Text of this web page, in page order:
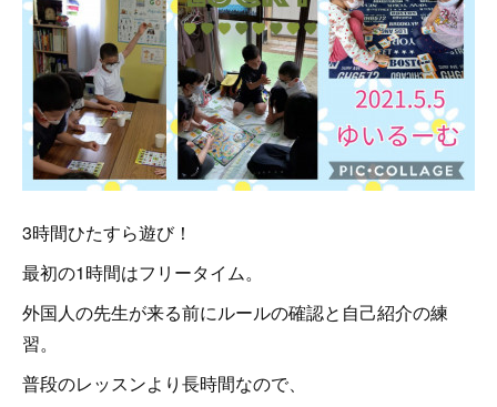
3時間ひたすら遊び！
最初の1時間はフリータイム。
外国人の先生が来る前にルールの確認と自己紹介の練
習。
普段のレッスンより長時間なので、